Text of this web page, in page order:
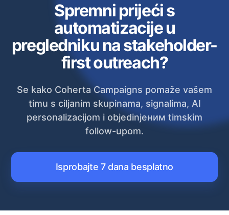
Spremni prijeći s
automatizacije u
pregledniku na stakeholder-
first outreach?
Se kako Coherta Campaigns pomaže vašem
timu s ciljanim skupinama, signalima, AI
personalizacijom i objedinjеним timskim
follow-upom.
Isprobajte 7 dana besplatno